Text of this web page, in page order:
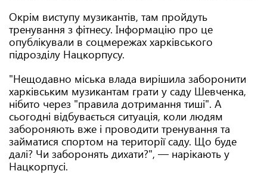
Окрім виступу музикантів, там пройдуть
тренування з фітнесу. Інформацію про це
опублікували в соцмережах харківського
підрозділу Нацкорпусу.
"Нещодавно міська влада вирішила заборонити
харківським музикантам грати у саду Шевченка,
нібито через "правила дотримання тиші". А
сьогодні відбувається ситуація, коли людям
забороняють вже і проводити тренування та
займатися спортом на території саду. Що буде
далі? Чи заборонять дихати?", — нарікають у
Нацкорпусі.